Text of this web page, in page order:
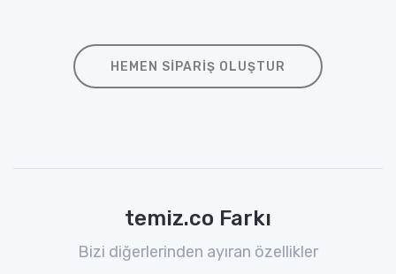
HEMEN SIPARIŞ OLUŞTUR
temiz.co Farkı
Bizi diğerlerinden ayıran özellikler